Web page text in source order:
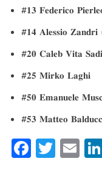
#𝟏𝟑 𝐅𝐞𝐝𝐞𝐫𝐢𝐜𝐨
#𝟏𝟒 𝐀𝐥𝐞𝐬𝐬𝐢𝐨
#𝟐𝟎 𝐂𝐚𝐥𝐞𝐛 𝐕𝐢𝐭𝐚 𝐒𝐚𝐝𝐢
#𝟐𝟓 𝐌𝐢𝐫𝐤𝐨 𝐋𝐚𝐠𝐡𝐢
#𝟓𝟎 𝐄𝐦𝐚𝐧𝐮𝐞𝐥𝐞
#𝟓𝟑 𝐌𝐚𝐭𝐭𝐞𝐨
Fa T E